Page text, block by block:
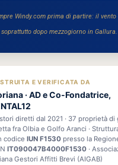
Windy.com prima di partire: il vento
dopo mezzogiorno in Gallura.
E VERIFICATA DA
· AD e Co-Fondatrice,
diretti dal 2021 · 37 proprietà di
fra Olbia e Golfo Aranci ·
codice IUN F1530presso la
IT090047B4000F1530·
Gestori Affitti Brevi (AIGAB)